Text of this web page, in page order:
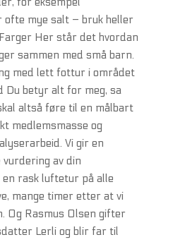
ofte mye salt – bruk heller
Her står det hvordan
sammen med små barn.
med lett fottur i området
Du betyr alt for meg, sa
altså føre til en målbart
medlemsmasse og
Vi gir en
av din
rask luftetur på alle
mange timer etter at vi
Og Rasmus Olsen gifter
Lerli og blir far til